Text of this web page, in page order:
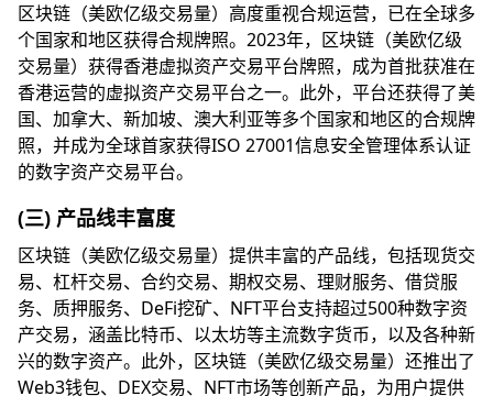
区块链（美欧亿级交易量）高度重视合规运营，已在全球多
个国家和地区获得合规牌照。2023年，区块链（美欧亿级
交易量）获得香港虚拟资产交易平台牌照，成为首批获准在
香港运营的虚拟资产交易平台之一。此外，平台还获得了美
国、加拿大、新加坡、澳大利亚等多个国家和地区的合规牌
照，并成为全球首家获得ISO 27001信息安全管理体系认证
的数字资产交易平台。
(三) 产品线丰富度
区块链（美欧亿级交易量）提供丰富的产品线，包括现货交
易、杠杆交易、合约交易、期权交易、理财服务、借贷服
务、质押服务、DeFi挖矿、NFT平台支持超过500种数字资
产交易，涵盖比特币、以太坊等主流数字货币，以及各种新
兴的数字资产。此外，区块链（美欧亿级交易量）还推出了
Web3钱包、DEX交易、NFT市场等创新产品，为用户提供